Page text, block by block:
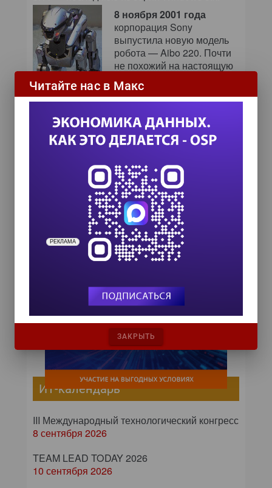
8 ноября 2001 года
корпорация Sony
выпустила новую модель
робота — Aibo 220. Почти
не похожий на настоящую
собаку, он умеет
перемещаться по комнате
и выполнять команды
хозяина. Начальная стоимость новинки
составила чуть более 1,5 тыс. долл.
Покупателями Aibo ERS-220, по замыслу
мужчины в возрасте 25-45 лет из числа
любителей всевозможных электронных
РЕКЛАМА
ИТ-календарь
III Международный технологический конгресс
8 сентября 2026
TEAM LEAD TODAY 2026
10 сентября 2026
Читайте нас в Макс
ЗАКРЫТЬ